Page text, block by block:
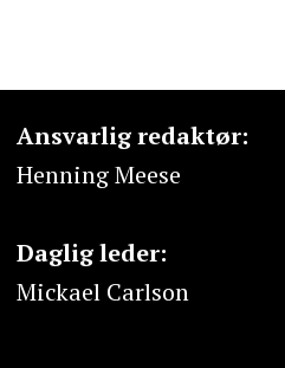
Ansvarlig redaktør:
Henning Meese
Daglig leder:
Mickael Carlson